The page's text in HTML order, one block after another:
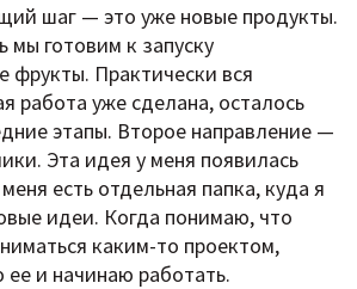
шаг — это уже новые продукты.
мы готовим к запуску
фрукты. Практически вся
работа уже сделана, осталось
этапы. Второе направление —
Эта идея у меня появилась
есть отдельная папка, куда я
идеи. Когда понимаю, что
каким-то проектом,
и начинаю работать.